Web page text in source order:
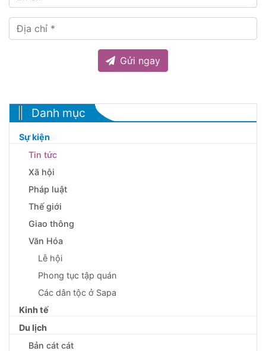
Gửi ngay
Danh mục
Sự kiện
Tin tức
Xã hội
Pháp luật
Thế giới
Giao thông
Văn Hóa
Lễ hội
Phong tục tập quán
Các dân tộc ở Sapa
Kinh tế
Du lịch
Bản cát cát